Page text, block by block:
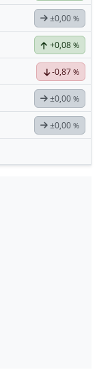
±0,00 %
+0,08 %
-0,87 %
±0,00 %
Hauptdiskussion
±0,00 %